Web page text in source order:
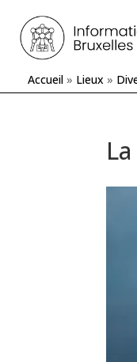
Accueil » Lieux »